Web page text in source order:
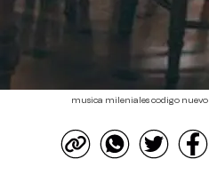
musica mileniales codigo nuevo